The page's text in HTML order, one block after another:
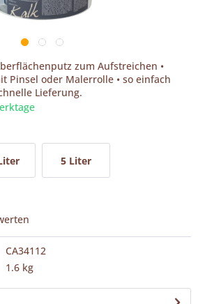
zum Aufstreichen •
Pinsel oder Malerrolle • so einfach
Lieferung.
5 Liter
CA34112
1.6 kg